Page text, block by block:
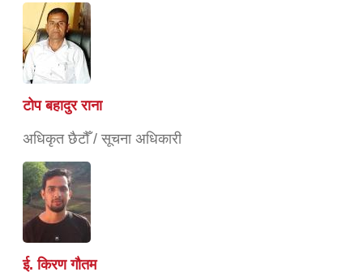
टोप बहादुर राना
अधिकृत छैटौँ / सूचना अधिकारी
ई. किरण गौतम